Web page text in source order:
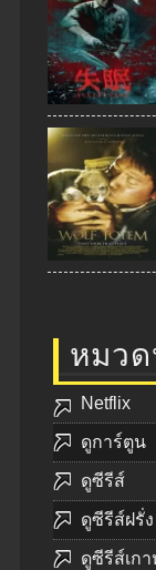
หมว
Netflix
ดูการ์ตูน
ดูซีรีส์
ดูซีรีส์ฝรั่ง
ดูซีรีส์เก